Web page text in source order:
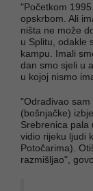
"Početkom
opskrbom. Ali
ništa ne može
u Splitu, odakle
kampu. Imali
dan smo sjeli u
u kojoj nismo
"Odrađivao
(bošnjačke)
Srebrenica pala
vidio rijeku ljudi
Potočarima).
razmišljao",